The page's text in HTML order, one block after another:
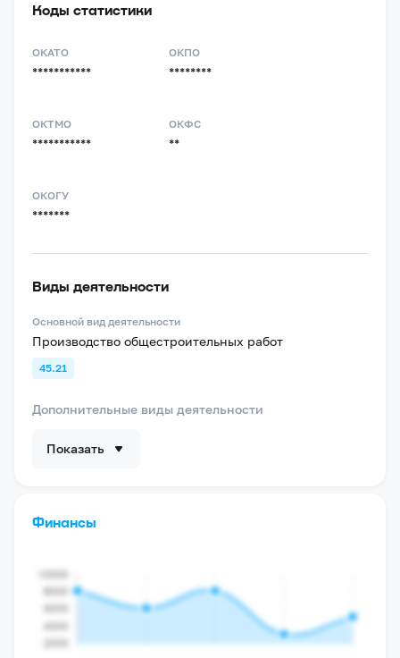
Коды статистики
ОКАТО
***********
ОКПО
********
ОКТМО
***********
ОКФС
**
ОКОГУ
*******
Виды деятельности
Основной вид деятельности
Производство общестроительных работ
45.21
Дополнительные виды деятельности
Показать
Финансы